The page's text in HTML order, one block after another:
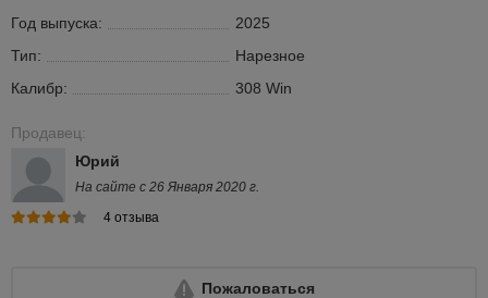
Год выпуска:
2025
Тип:
Нарезное
Калибр:
308 Win
Продавец:
Юрий
На сайте с 26 Января 2020 г.
4 отзыва
Пожаловаться